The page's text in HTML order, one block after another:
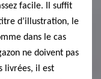
facile. Il suffit
d’illustration, le
dans le cas
ne doivent pas
livrées, il est